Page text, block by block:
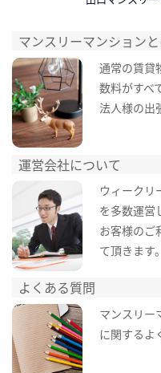
マンスリーマンションと
通常の賃貸
数料がすべ
法人様の出
運営会社について
ウィークリ
を多数運営
お客様のご
て頂きます。
よくある質問
マンスリー
に関するよ